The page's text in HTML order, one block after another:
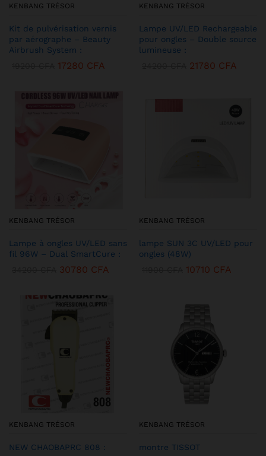
KENBANG TRÉSOR
Kit de pulvérisation vernis
par aérographe – Beauty
Airbrush System :
17280 CFA
KENBANG TRÉSOR
Lampe UV/LED Rechargeable
pour ongles – Double source
lumineuse :
21780 CFA
KENBANG TRÉSOR
Lampe à ongles UV/LED sans
fil 96W – Dual SmartCure :
30780 CFA
KENBANG TRÉSOR
lampe SUN 3C UV/LED pour
ongles (48W)
10710 CFA
KENBANG TRÉSOR
NEW CHAOBAPRC 808 :
KENBANG TRÉSOR
montre TISSOT